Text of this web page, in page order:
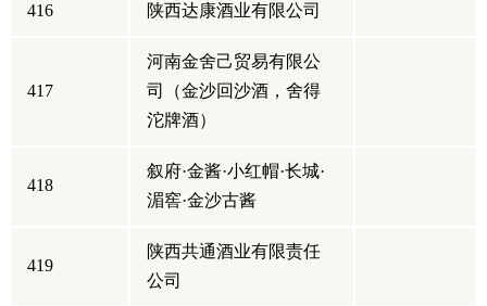
416 陕西达康酒业有限公司
417
河南金舍己贸易有限公
司（金沙回沙酒，舍得
沱牌酒）
418
叙府·金酱·小红帽·长城·
湄窖·金沙古酱
419
陕西共通酒业有限责任
公司